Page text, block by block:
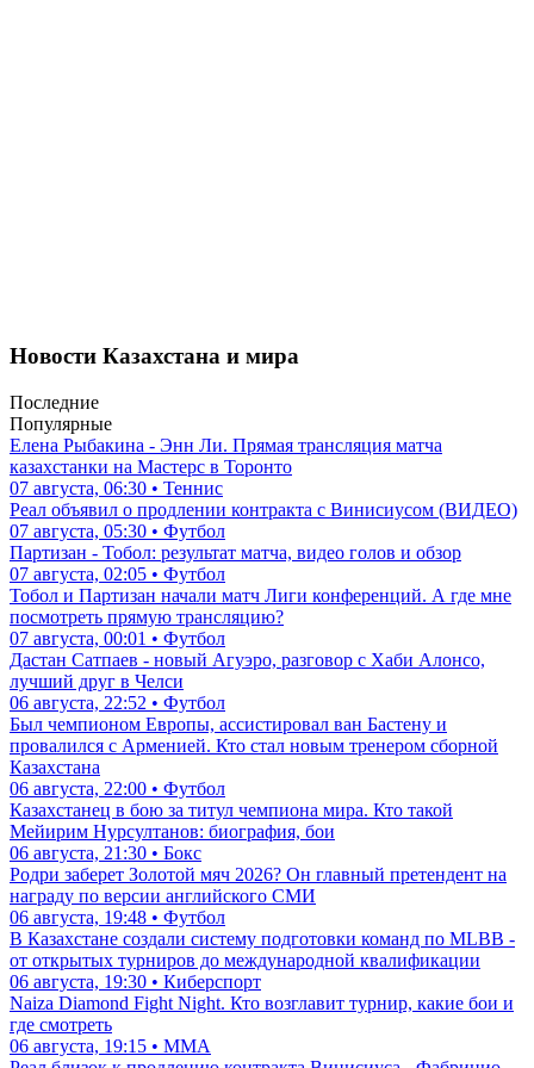
Новости Казахстана и мира
Последние
Популярные
Елена Рыбакина - Энн Ли. Прямая трансляция матча
казахстанки на Мастерс в Торонто
07 августа, 06:30 • Теннис
Реал объявил о продлении контракта с Винисиусом (ВИДЕО)
07 августа, 05:30 • Футбол
Партизан - Тобол: результат матча, видео голов и обзор
07 августа, 02:05 • Футбол
Тобол и Партизан начали матч Лиги конференций. А где мне
посмотреть прямую трансляцию?
07 августа, 00:01 • Футбол
Дастан Сатпаев - новый Агуэро, разговор с Хаби Алонсо,
лучший друг в Челси
06 августа, 22:52 • Футбол
Был чемпионом Европы, ассистировал ван Бастену и
провалился с Арменией. Кто стал новым тренером сборной
Казахстана
06 августа, 22:00 • Футбол
Казахстанец в бою за титул чемпиона мира. Кто такой
Мейирим Нурсултанов: биография, бои
06 августа, 21:30 • Бокс
Родри заберет Золотой мяч 2026? Он главный претендент на
награду по версии английского СМИ
06 августа, 19:48 • Футбол
В Казахстане создали систему подготовки команд по MLBB -
от открытых турниров до международной квалификации
06 августа, 19:30 • Киберспорт
Naiza Diamond Fight Night. Кто возглавит турнир, какие бои и
где смотреть
06 августа, 19:15 • ММА